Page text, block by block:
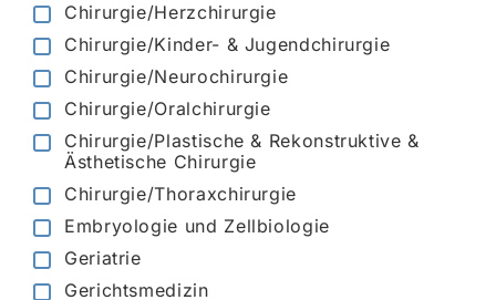
Chirurgie/Herzchirurgie
Chirurgie/Kinder- & Jugendchirurgie
Chirurgie/Neurochirurgie
Chirurgie/Oralchirurgie
Chirurgie/Plastische & Rekonstruktive &
Ästhetische Chirurgie
Chirurgie/Thoraxchirurgie
Embryologie und Zellbiologie
Geriatrie
Gerichtsmedizin